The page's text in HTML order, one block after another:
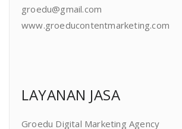
groedu@gmail.com
www.groeducontentmarketing.com
LAYANAN JASA
Groedu Digital Marketing Agency